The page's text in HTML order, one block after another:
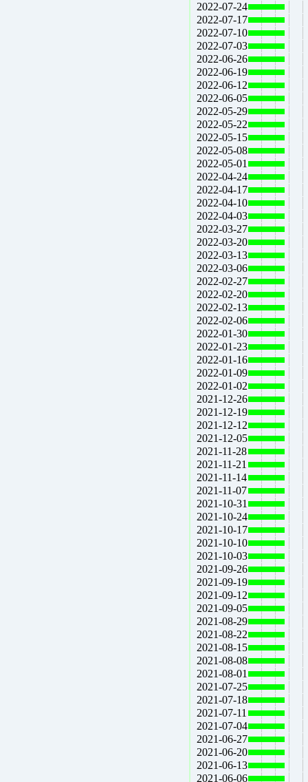
2022-07-24
2022-07-17
2022-07-10
2022-07-03
2022-06-26
2022-06-19
2022-06-12
2022-06-05
2022-05-29
2022-05-22
2022-05-15
2022-05-08
2022-05-01
2022-04-24
2022-04-17
2022-04-10
2022-04-03
2022-03-27
2022-03-20
2022-03-13
2022-03-06
2022-02-27
2022-02-20
2022-02-13
2022-02-06
2022-01-30
2022-01-23
2022-01-16
2022-01-09
2022-01-02
2021-12-26
2021-12-19
2021-12-12
2021-12-05
2021-11-28
2021-11-21
2021-11-14
2021-11-07
2021-10-31
2021-10-24
2021-10-17
2021-10-10
2021-10-03
2021-09-26
2021-09-19
2021-09-12
2021-09-05
2021-08-29
2021-08-22
2021-08-15
2021-08-08
2021-08-01
2021-07-25
2021-07-18
2021-07-11
2021-07-04
2021-06-27
2021-06-20
2021-06-13
2021-06-06